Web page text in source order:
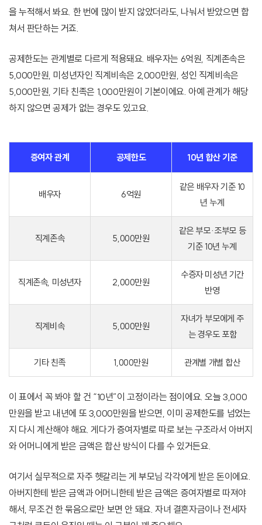
을 누적해서 봐요. 한 번에 많이 받지 않았더라도, 나눠서 받았으면 합
쳐서 판단하는 거죠.
공제한도는 관계별로 다르게 적용돼요. 배우자는 6억원, 직계존속은
5,000만원, 미성년자인 직계비속은 2,000만원, 성인 직계비속은
5,000만원, 기타 친족은 1,000만원이 기본이에요. 아예 관계가 해당
하지 않으면 공제가 없는 경우도 있고요.
증여자 관계 공제한도 10년 합산 기준
배우자 6억원
같은 배우자 기준 10
년 누계
직계존속 5,000만원
같은 부모·조부모 등
기준 10년 누계
직계존속, 미성년자 2,000만원
수증자 미성년 기간
반영
직계비속 5,000만원
자녀가 부모에게 주
는 경우도 포함
기타 친족 1,000만원 관계별 개별 합산
이 표에서 꼭 봐야 할 건 “10년”이 고정이라는 점이에요. 오늘 3,000
만원을 받고 내년에 또 3,000만원을 받으면, 이미 공제한도를 넘었는
지 다시 계산해야 해요. 게다가 증여자별로 따로 보는 구조라서 아버지
와 어머니에게 받은 금액은 합산 방식이 다를 수 있거든요.
여기서 실무적으로 자주 헷갈리는 게 부모님 각각에게 받은 돈이에요.
아버지한테 받은 금액과 어머니한테 받은 금액은 증여자별로 따져야
해서, 무조건 한 묶음으로만 보면 안 돼요. 자녀 결혼자금이나 전세자